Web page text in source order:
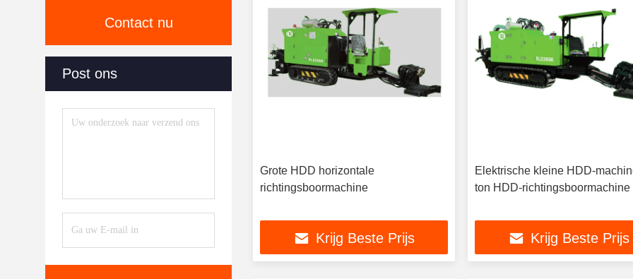
Contact nu
Post ons
Grote HDD horizontale
richtingsboormachine
Krijg Beste Prijs
Elektrische kleine HDD-
ton HDD-richtingsboormachine
Krijg Beste Prijs